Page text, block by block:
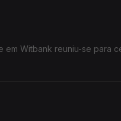
em Witbank reuniu-se para